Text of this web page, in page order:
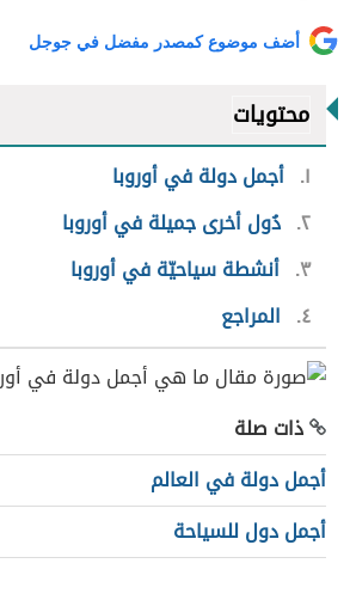
أضف موضوع كمصدر مفضل في جوجل
محتويات
١ أجمل دولة في أوروبا
٢ دُول أخرى جميلة في أوروبا
٣ أنشطة سياحيّة في أوروبا
٤
المراجع
ذات صلة
أجمل دولة في العالم
أجمل دول للسياحة